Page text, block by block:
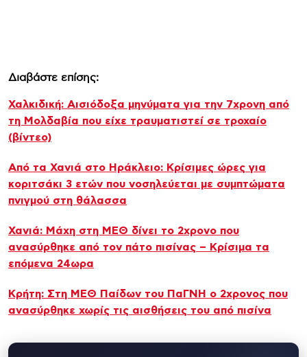
Διαβάστε επίσης:
Χαλκιδική: Αισιόδοξα μηνύματα για την 7χρονη από
τη Μολδαβία που είχε τραυματιστεί σε τροχαίο
(βίντεο)
Από τα Χανιά στο Ηράκλειο: Κρίσιμες ώρες για
κοριτσάκι 3 ετών που νοσηλεύεται με συμπτώματα
πνιγμού στη θάλασσα
Χανιά: Μάχη στη ΜΕΘ δίνει το 2χρονο που
ανασύρθηκε από τον πάτο πισίνας – Κρίσιμα τα
επόμενα 24ωρα
Κρήτη: Στη ΜΕΘ Παίδων του ΠαΓΝΗ ο 2χρονος που
ανασύρθηκε χωρίς τις αισθήσεις του από πισίνα